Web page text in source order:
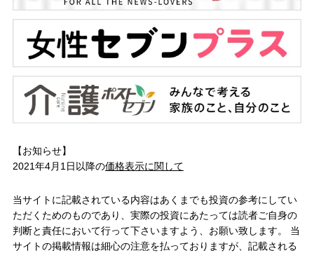
【お知らせ】
2021年4月1日以降の価格表示に関して
当サイトに記載されている内容はあくまでも投資の参考にしてい
ただくためのものであり、実際の投資にあたっては読者ご自身の
判断と責任において行って下さいますよう、お願い致します。 当
サイトの掲載情報は細心の注意を払っておりますが、記載される